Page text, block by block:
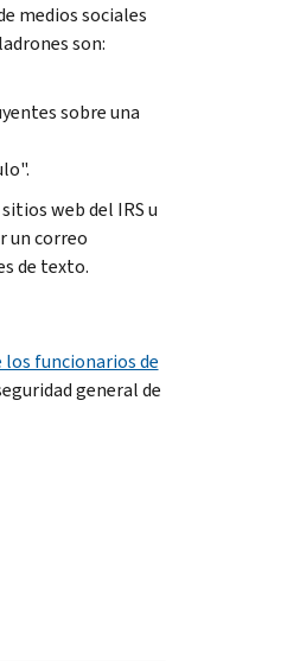
medios sociales
son:
sobre una
web del IRS u
un correo
de texto.
funcionarios de
general de